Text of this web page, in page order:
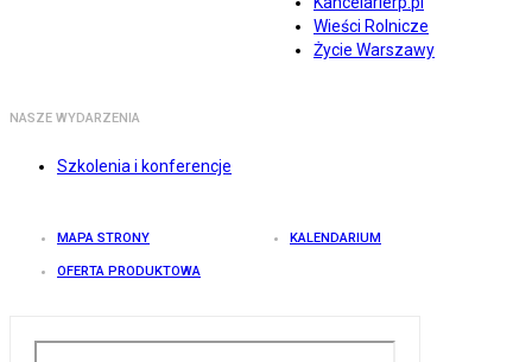
Wieści Rolnicze
Życie Warszawy
NASZE WYDARZENIA
Szkolenia i konferencje
MAPA STRONY KALENDARIUM
OFERTA PRODUKTOWA